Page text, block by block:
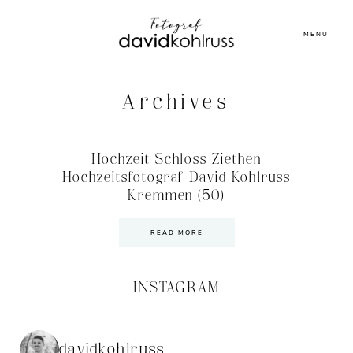
MENU
Archives
Hochzeit Schloss Ziethen
Hochzeitsfotograf David Kohlruss
Kremmen (50)
READ MORE
INSTAGRAM
davidkohlruss